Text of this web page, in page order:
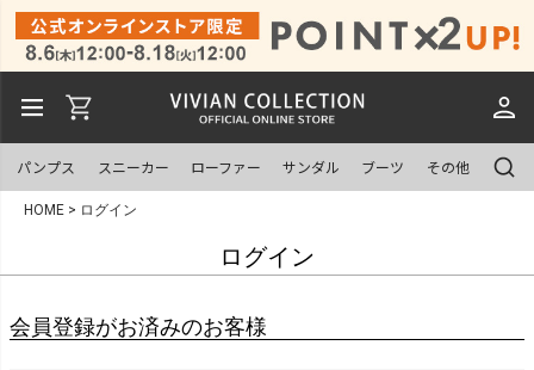
パンプス スニーカー ローファー サンダル ブーツ その他
HOME ログイン
ログイン
会員登録がお済みのお客様